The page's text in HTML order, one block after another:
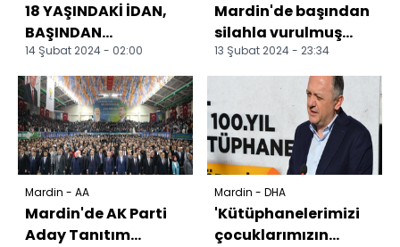
18 YAŞINDAKİ İDAN,
BAŞINDAN
VURULMUŞ HALDE
BULUNDU
14 Şubat 2024 - 02:00
Mardin'de başından
silahla vurulmuş
halde bulunan genç
hastaneye
13 Şubat 2024 - 23:34
Mardin - AA
Mardin'de AK Parti
Aday Tanıtım
Mardin - DHA
'Kütüphanelerimizi
çocuklarımızın